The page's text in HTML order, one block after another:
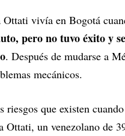
Ottati vivía en Bogotá
pero no tuvo éxito y
. Después de mudarse a
mecánicos.
riesgos que existen
Ottati, un venezolano de